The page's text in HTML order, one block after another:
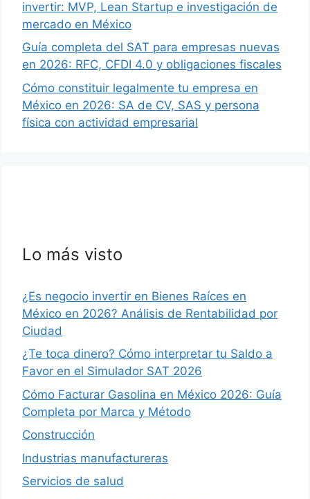
invertir: MVP, Lean Startup e investigación de
mercado en México
Guía completa del SAT para empresas nuevas
en 2026: RFC, CFDI 4.0 y obligaciones fiscales
Cómo constituir legalmente tu empresa en
México en 2026: SA de CV, SAS y persona
física con actividad empresarial
Lo más visto
¿Es negocio invertir en Bienes Raíces en
México en 2026? Análisis de Rentabilidad por
Ciudad
¿Te toca dinero? Cómo interpretar tu Saldo a
Favor en el Simulador SAT 2026
Cómo Facturar Gasolina en México 2026: Guía
Completa por Marca y Método
Construcción
Industrias manufactureras
Servicios de salud